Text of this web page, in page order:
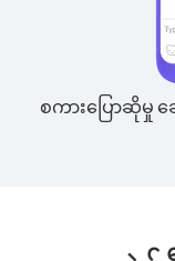
စကားပြောဆိုမှု ခ